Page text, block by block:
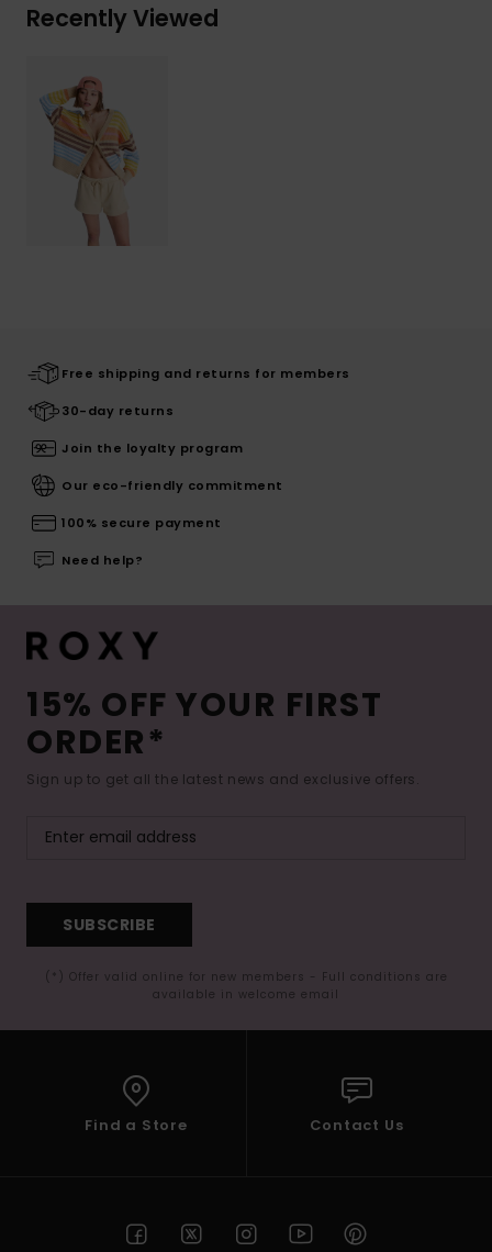
Recently Viewed
Free shipping and returns for members
30-day returns
Join the loyalty program
Our eco-friendly commitment
100% secure payment
Need help?
15% OFF YOUR FIRST
ORDER*
Sign up to get all the latest news and exclusive offers.
SUBSCRIBE
(*) Offer valid online for new members - Full conditions are
available in welcome email
Find a Store Contact Us